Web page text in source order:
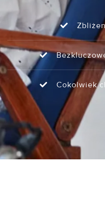
Cokolwiek